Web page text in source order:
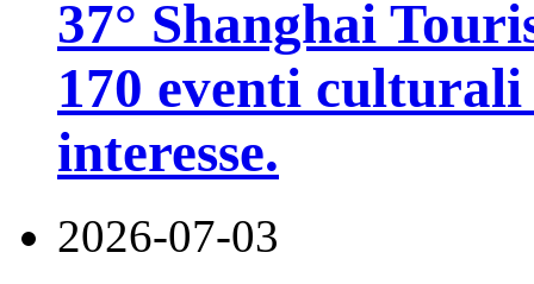
37° Shanghai
170 eventi
interesse.
2026-07-03